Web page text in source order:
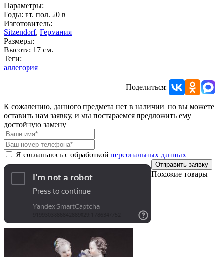
Параметры:
Годы: вт. пол. 20 в
Изготовитель:
Sitzendorf, Германия
Размеры:
Высота: 17 см.
Теги:
аллегория
Поделиться:
К сожалению, данного предмета нет в наличии, но вы можете
оставить нам заявку, и мы постараемся предложить ему
достойную замену
Я соглашаюсь с обработкой персональных данных
Отправить заявку
Похожие товары